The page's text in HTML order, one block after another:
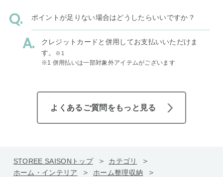
ポイントが足りない場合はどうしたらいいですか？
クレジットカードと併用してお支払いいただけま
す。
※1
※1 併用払いは一部対象外アイテムがございます
よくあるご質問をもっと見る
STOREE SAISONトップ
カテゴリ
ホーム・インテリア
ホーム整理収納